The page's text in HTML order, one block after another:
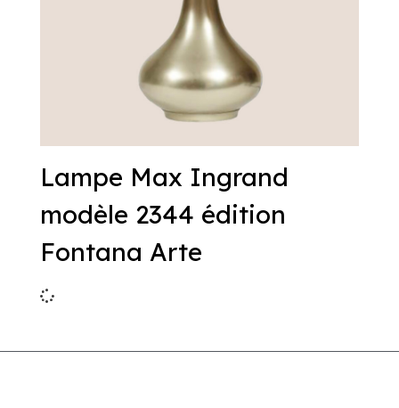
Lampe Max Ingrand
modèle 2344 édition
Fontana Arte